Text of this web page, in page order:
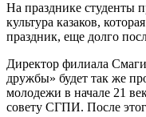
На празднике студенты
культура казаков,
праздник, еще долго
Директор филиала
дружбы» будет так же
молодежи в начале 21
совету СГПИ. После